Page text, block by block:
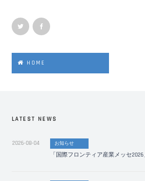
HOME
LATEST NEWS
2026-08-04 お知らせ
「国際フロンティア産業メッセ